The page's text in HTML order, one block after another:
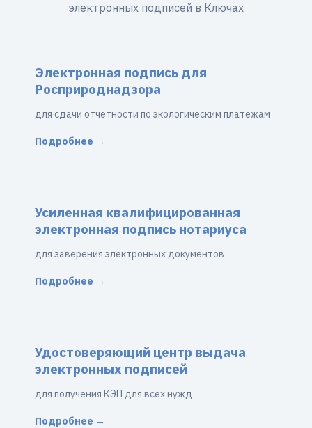
электронных подписей в Ключах
Электронная подпись для
Росприроднадзора
для сдачи отчетности по экологическим платежам
Подробнее →
Усиленная квалифицированная
электронная подпись нотариуса
для заверения электронных документов
Подробнее →
Удостоверяющий центр выдача
электронных подписей
для получения КЭП для всех нужд
Подробнее →